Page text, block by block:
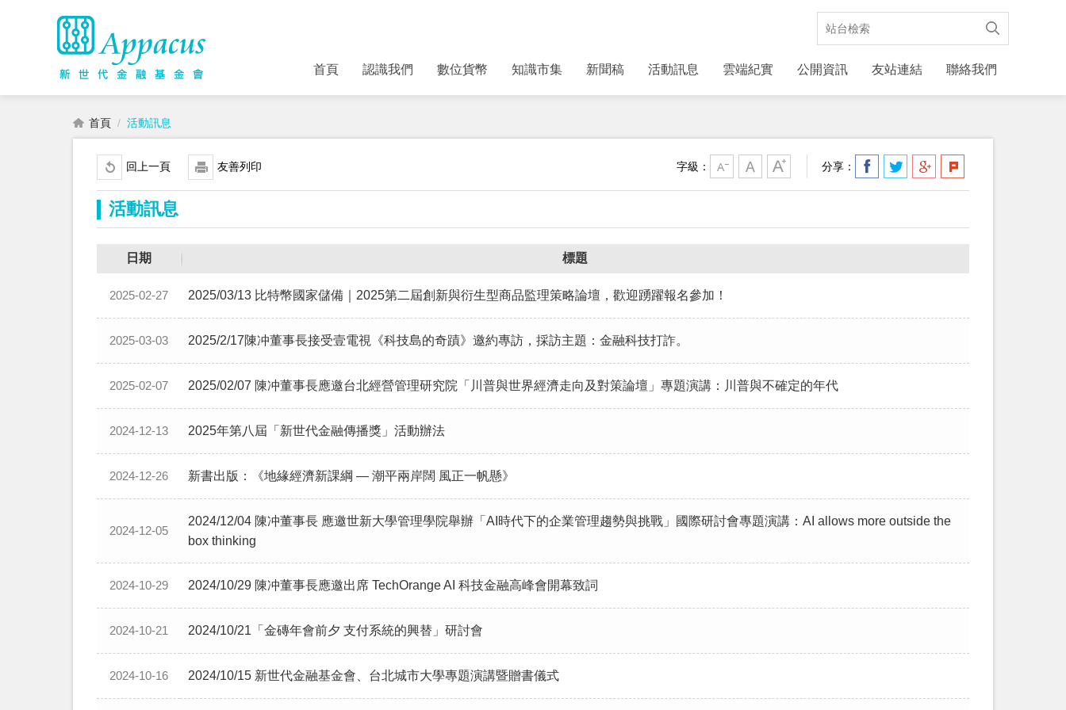
首頁 認識我們 數位貨幣 知識市集 新聞稿 活動訊息 雲端紀實 公開資訊 友站連結 聯絡我們
首頁 活動訊息
回上一頁 友善列印 字級： 分享：
活動訊息
日期 標題
2025-02-27 2025/03/13 比特幣國家儲備｜2025第二屆創新與衍生型商品監理策略論壇，歡迎踴躍報名參加！
2025-03-03 2025/2/17陳冲董事長接受壹電視《科技島的奇蹟》邀約專訪，採訪主題：金融科技打詐。
2025-02-07 2025/02/07 陳冲董事長應邀台北經營管理研究院「川普與世界經濟走向及對策論壇」專題演講：川普與不確定的年代
2024-12-13 2025年第八屆「新世代金融傳播獎」活動辦法
2024-12-26 新書出版：《地緣經濟新課綱 — 潮平兩岸闊 風正一帆懸》
2024-12-05
2024/12/04 陳冲董事長 應邀世新大學管理學院舉辦「AI時代下的企業管理趨勢與挑戰」國際研討會專題演講：AI allows more outside the
box thinking
2024-10-29 2024/10/29 陳冲董事長應邀出席 TechOrange AI 科技金融高峰會開幕致詞
2024-10-21 2024/10/21「金磚年會前夕 支付系統的興替」研討會
2024-10-16 2024/10/15 新世代金融基金會、台北城市大學專題演講暨贈書儀式